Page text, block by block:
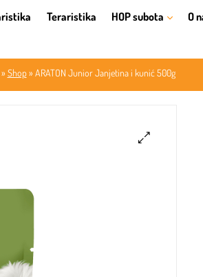
Teraristika HOP subota O
Shop» ARATON Junior Janjetina i kunić 500g